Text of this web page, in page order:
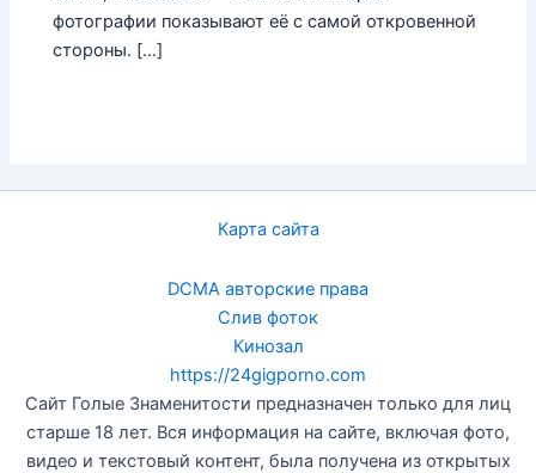
фотографии показывают её с самой откровенной
стороны. […]
Карта сайта
DCMA авторские права
Слив фоток
Кинозал
https://24gigporno.com
Сайт Голые Знаменитости предназначен только для лиц
старше 18 лет. Вся информация на сайте, включая фото,
видео и текстовый контент, была получена из открытых